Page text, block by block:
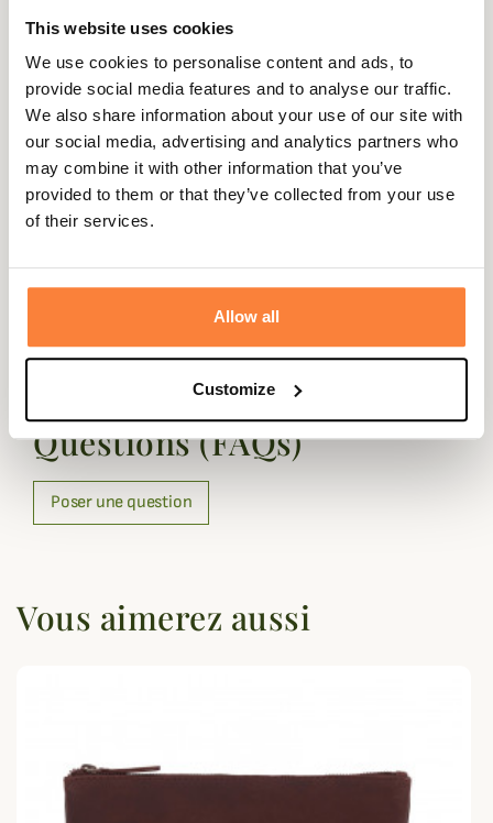
This website uses cookies
We use cookies to personalise content and ads, to
provide social media features and to analyse our traffic.
We also share information about your use of our site with
our social media, advertising and analytics partners who
may combine it with other information that you’ve
provided to them or that they’ve collected from your use
of their services.
Allow all
Customize
Fiche technique
Composition 100% Cuir
Doublure 100% Polyester
Dimensions
Matière
Coloris Marron, Vert
Questions (FAQs)
Questions (FAQs)
Poser une question
Vous aimerez aussi